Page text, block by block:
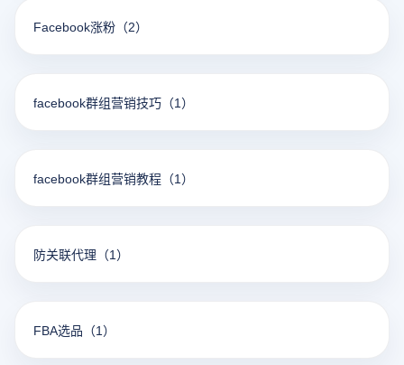
Facebook涨粉 （2）
facebook群组营销技巧 （1）
facebook群组营销教程 （1）
防关联代理 （1）
FBA选品 （1）